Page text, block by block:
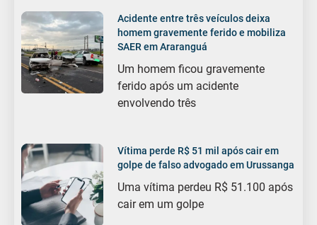
Acidente entre três veículos deixa
homem gravemente ferido e mobiliza
SAER em Araranguá
Um homem ficou gravemente
ferido após um acidente
envolvendo três
Vítima perde R$ 51 mil após cair em
golpe de falso advogado em Urussanga
Uma vítima perdeu R$ 51.100 após
cair em um golpe